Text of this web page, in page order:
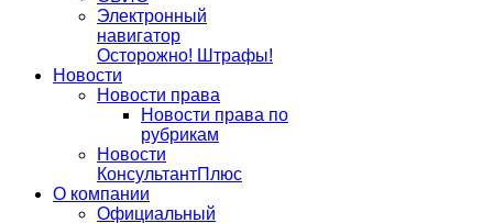
Электронный
навигатор
Осторожно! Штрафы!
Новости
Новости права
Новости права по
рубрикам
Новости
КонсультантПлюс
О компании
Официальный